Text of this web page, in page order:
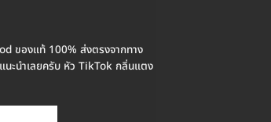
ของแท้ 100% ส่งตรงจากทาง
นะนำเลยครับ หัว TikTok กลิ่นแตง